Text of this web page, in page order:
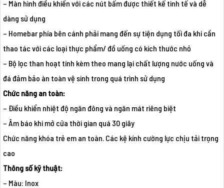
– Màn hình điều khiển với các nút bấm được thiết kế tinh tế và dễ
dàng sử dụng
– Homebar phía bên cánh phải mang đến sự tiện dụng tối đa khi cần
thao tác với các loại thực phẩm/ đồ uống có kích thước nhỏ
– Bộ lọc than hoạt tính kèm theo mang lại chất lượng nước uống và
đá đảm bảo àn toàn vệ sinh trong quá trình sử dụng
Chức năng an toàn:
– Điều khiển nhiệt độ ngăn đông và ngăn mát riêng biệt
– Âm báo khi mở cửa thời gian quá 30 giây
Chức năng khóa trẻ em an toàn. Các kệ kính cường lực chịu tải trọng
cao
Thông số kỹ thuật:
– Màu: Inox